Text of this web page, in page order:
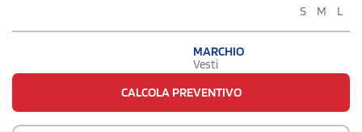
S
M L
MARCHIO
Vesti
CALCOLA PREVENTIVO